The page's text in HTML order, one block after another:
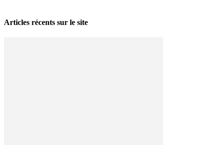
Articles récents sur le site